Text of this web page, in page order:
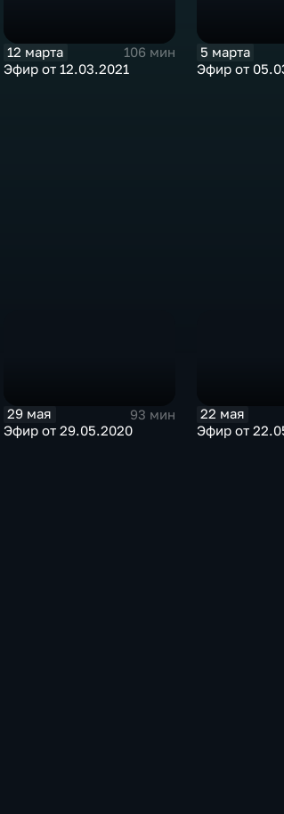
12 марта
106 мин
Эфир от 12.03.2021
5 марта
Эфир от
29 мая
93 мин
Эфир от 29.05.2020
22 мая
Эфир от